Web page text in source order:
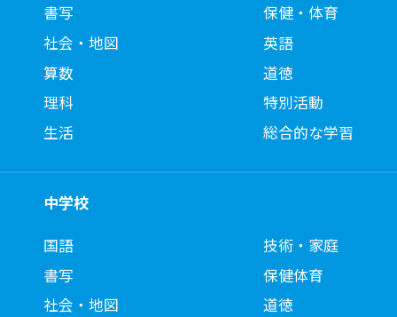
書写
社会・地図
算数
理科
生活
保健・体育
英語
道徳
特別活動
総合的な学習
中学校
国語
書写
社会・地図
技術・家庭
保健体育
道徳